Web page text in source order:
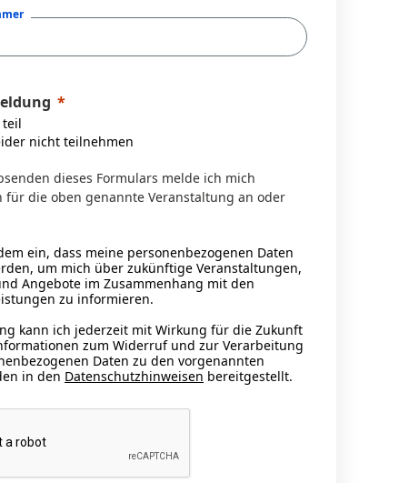
nicht teilnehmen
dieses Formulars melde ich mich
für die oben genannte Veranstaltung an oder
ein, dass meine personenbezogenen Daten
um mich über zukünftige Veranstaltungen,
Angebote im Zusammenhang mit den
zu informieren.
kann ich jederzeit mit Wirkung für die Zukunft
zum Widerruf und zur Verarbeitung
Daten zu den vorgenannten
in den Datenschutzhinweisen bereitgestellt.